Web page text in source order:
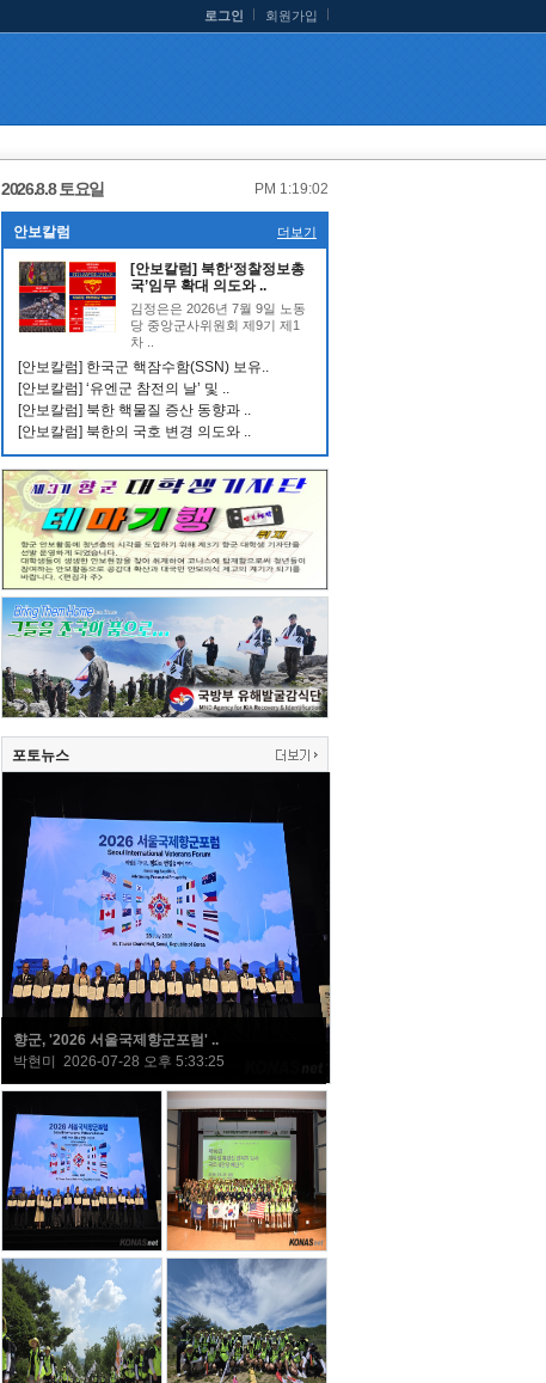
로그인 회원가입
2026.8.8 토요일 PM 1:19:02
안보칼럼 더보기
[안보칼럼] 북한‘정찰정보총
국’임무 확대 의도와 ..
김정은은 2026년 7월 9일 노동
당 중앙군사위원회 제9기 제1
차 ..
[안보칼럼] 한국군 핵잠수함(SSN) 보유..
[안보칼럼] ‘유엔군 참전의 날’ 및 ..
[안보칼럼] 북한 핵물질 증산 동향과 ..
[안보칼럼] 북한의 국호 변경 의도와 ..
포토뉴스
향군, '2026 서울국제향군포럼' ..
박현미 2026-07-28 오후 5:33:25